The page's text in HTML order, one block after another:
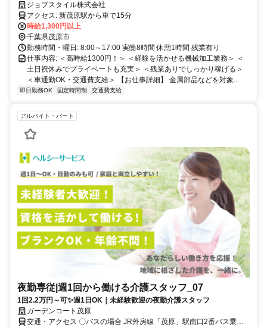
っかり稼げる✅／経験者歓迎⭕研削経験が活かせる加工作業⭐
ジョブスタイル株式会社
アクセス: 新茂原駅から車で15分
時給1,300円以上
千葉県茂原市
勤務時間・曜日: 8:00～17:00 実働8時間 休憩1時間 残業有り
仕事内容: ＜高時給1300円！＞ ＜経験を活かせる機械加工業務＞ ＜
土日祝休みでプライベートも充実＞ ＜残業ありでしっかり稼げる＞
＜車通勤OK・交通費支給＞ 【お仕事詳細】 金属部品などを対象...
即日勤務OK 固定時間制 交通費支給
アルバイト・パート
夜勤専従|週1回から働ける介護スタッフ_07
1回2.2万円～可✨週1日OK｜未経験歓迎の夜勤介護スタッフ
ガーデンコート茂原
交通・アクセス 〇バスの場合 JR外房線「茂原」駅南口2番バス乗り